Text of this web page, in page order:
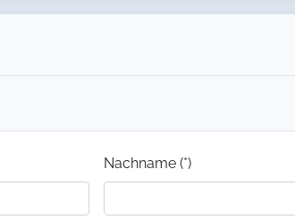
Nachname (*)